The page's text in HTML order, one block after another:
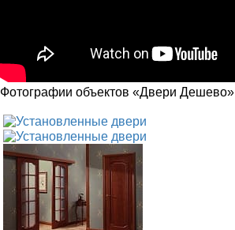
Фотографии объектов «Двери Дешево»